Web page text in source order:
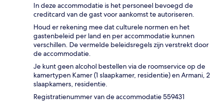
In deze accommodatie is het personeel bevoegd de
creditcard van de gast voor aankomst te autoriseren.
Houd er rekening mee dat culturele normen en het
gastenbeleid per land en per accommodatie kunnen
verschillen. De vermelde beleidsregels zijn verstrekt door
de accommodatie.
Je kunt geen alcohol bestellen via de roomservice op de
kamertypen Kamer (1 slaapkamer, residentie) en Armani, 2
slaapkamers, residentie.
Registratienummer van de accommodatie 559431